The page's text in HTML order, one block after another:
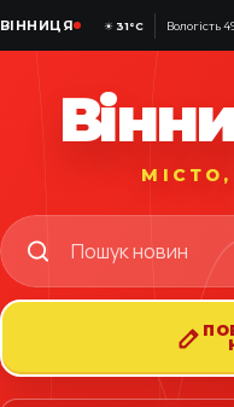
ВІННИЦЯ ☀ 31°C Вологість